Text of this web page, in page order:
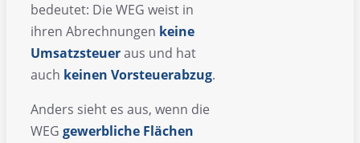
bedeutet: Die WEG weist in
ihren Abrechnungen keine
Umsatzsteueraus und hat
auch keinen Vorsteuerabzug.
Anders sieht es aus, wenn die
WEG gewerbliche Flächen